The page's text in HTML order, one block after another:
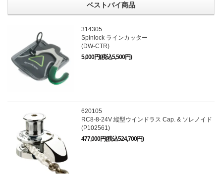
ベストバイ商品
314305
Spinlock ラインカッター
(DW-CTR)
5,000円(税込5,500円)
620105
RC8-8-24V 縦型ウインドラス Cap. & ソレノイド
(P102561)
477,000円(税込524,700円)